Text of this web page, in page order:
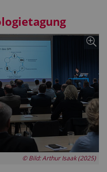
© Bild: Arthur Isaak (2025)